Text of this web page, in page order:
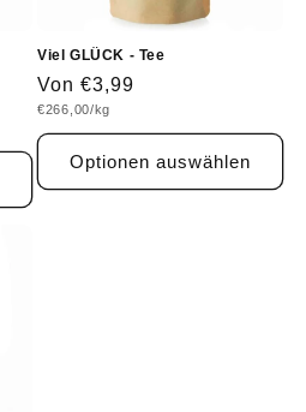
Viel GLÜCK - Tee
Normaler
Preis
Von €3,99
Grundpreis
€266,00/kg
Optionen auswählen